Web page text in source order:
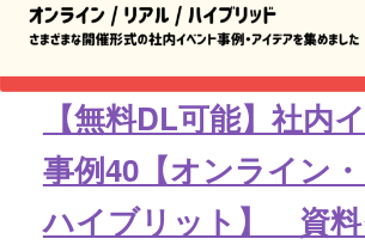
【無料DL可能】社内
事例40【オンライン
ハイブリット】 資料